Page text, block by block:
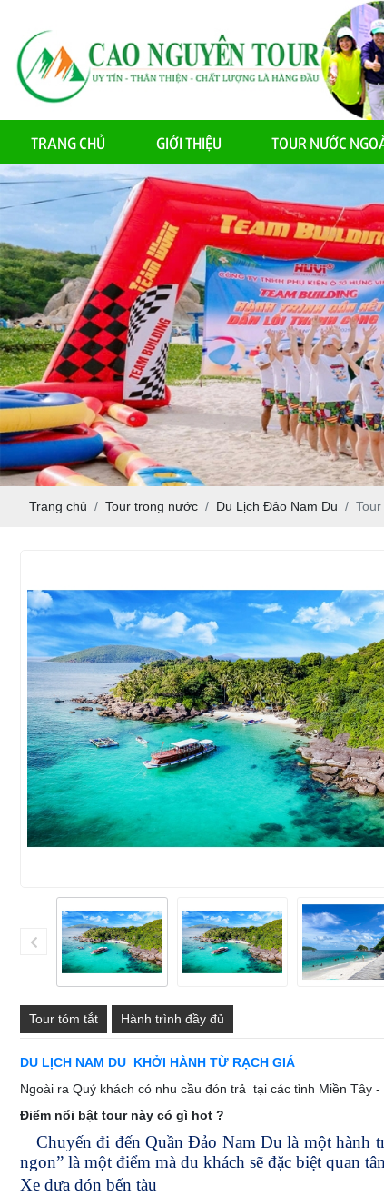
TRANG CHỦ GIỚI THIỆU TOUR NƯỚC
Trang chủ Tour trong nước Du Lịch Đảo Nam Du
Tour tóm tắt Hành trình đầy đủ
DU LỊCH NAM DU KHỞI HÀNH TỪ RẠCH GIÁ
Ngoài ra Quý khách có nhu cầu đón trả tại các tỉnh Miền Tây
Điểm nổi bật tour này có gì hot ?
Chuyến đi đến Quần Đảo Nam Du là một hành
ngon” là một điểm mà du khách sẽ đặc biệt quan
Xe đưa đón bến tàu